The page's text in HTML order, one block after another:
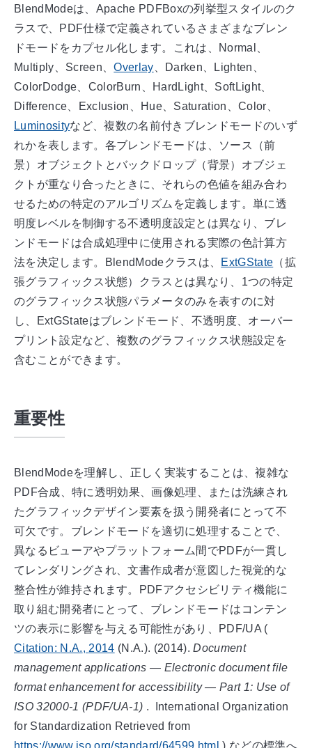
BlendModeは、Apache PDFBoxの列挙型スタイルのク
ラスで、PDF仕様で定義されているさまざまなブレン
ドモードをカプセル化します。これは、Normal、
Multiply、Screen、Overlay 、Darken、Lighten、
ColorDodge、ColorBurn、HardLight、SoftLight、
Difference、Exclusion、Hue、Saturation、Color、
Luminosityなど、複数の名前付きブレンドモードのいず
れかを表します。各ブレンドモードは、ソース（前
景）オブジェクトとバックドロップ（背景）オブジェ
クトが重なり合ったときに、それらの色値を組み合わ
せるための特定のアルゴリズムを定義します。単に透
明度レベルを制御する不透明度設定とは異なり、ブレ
ンドモードは合成処理中に使用される実際の色計算方
法を決定します。BlendModeクラスは、
ExtGState （拡
張グラフィックス状態）クラスとは異なり、1つの特定
のグラフィックス状態パラメータのみを表すのに対
し、ExtGStateはブレンドモード、不透明度、オーバー
プリント設定など、複数のグラフィックス状態設定を
含むことができます。
重要性
BlendModeを理解し、正しく実装することは、複雑な
PDF合成、特に透明効果、画像処理、または洗練され
たグラフィックデザイン要素を扱う開発者にとって不
可欠です。ブレンドモードを適切に処理することで、
異なるビューアやプラットフォーム間でPDFが一貫し
てレンダリングされ、文書作成者が意図した視覚的な
整合性が維持されます。PDFアクセシビリティ機能に
取り組む開発者にとって、ブレンドモードはコンテン
ツの表示に影響を与える可能性があり、PDF/UA (
Citation: N.A., 2014 (N.A.). (2014).Document
management applications — Electronic document file
format enhancement for accessibility — Part 1: Use of
ISO 32000-1 (PDF/UA-1) .
International Organization
for Standardization Retrieved from
https://www.iso.org/standard/64599.html ) などの標準へ